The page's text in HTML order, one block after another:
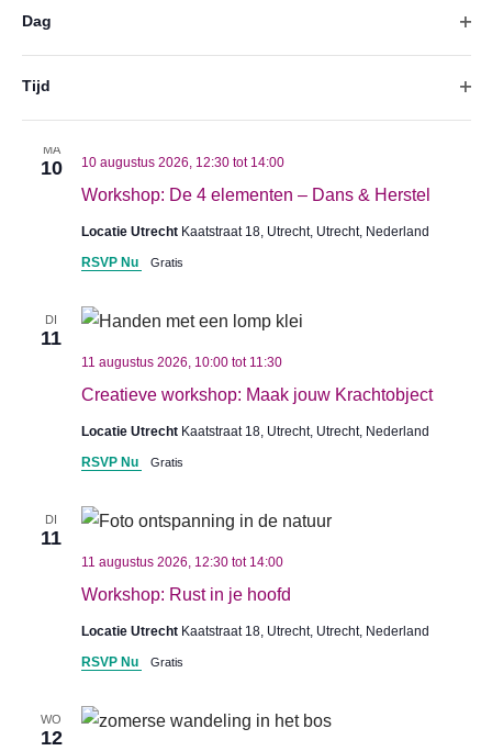
invoergegevens
wijzigt,
wordt
met
gebeurtenissen
vernieuwd
gefilterde
resultaten.
Dag
Tijd
MA
10
Workshop: De 4 elementen – Dans & Herstel
10 augustus 2026, 12:30tot 14:00
Locatie Utrecht Kaatstraat 18, Utrecht, Utrecht, Nederland
RSVP Nu
Gratis
DI
11
Creatieve workshop: Maak jouw Krachtobject
11 augustus 2026, 10:00tot 11:30
Locatie Utrecht Kaatstraat 18, Utrecht, Utrecht, Nederland
RSVP Nu
Gratis
DI
11
Workshop: Rust in je hoofd
11 augustus 2026, 12:30tot 14:00
Locatie Utrecht Kaatstraat 18, Utrecht, Utrecht, Nederland
RSVP Nu
Gratis
WO
12